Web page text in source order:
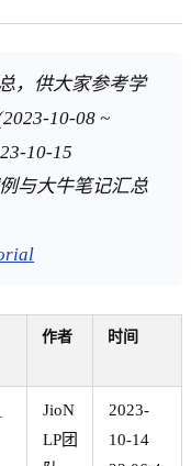
，供大家参考学
10-08 ~
10-15
与大牛笔记汇总
作者 时间
JioN
LP团
2023-
10-14